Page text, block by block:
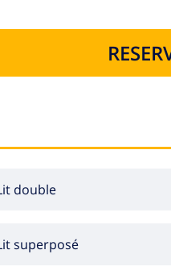
double
superposé